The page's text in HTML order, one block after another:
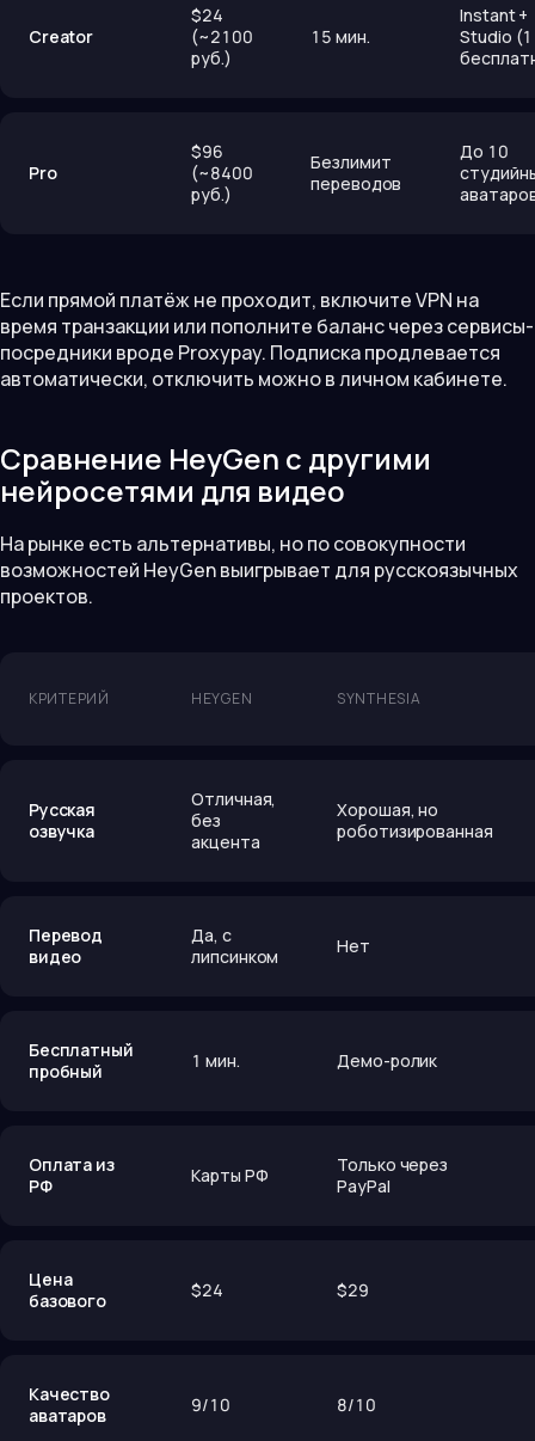
Creator
$24
(~2100
руб.)
15 мин.
Instant +
Studio (1
Pro
$96
(~8400
руб.)
Безлимит
переводов
До 10
Если прямой платёж не проходит, включите VPN на
время транзакции или пополните баланс через сервисы-
посредники вроде Proxypay. Подписка продлевается
автоматически, отключить можно в личном кабинете.
Сравнение HeyGen с другими
нейросетями для видео
На рынке есть альтернативы, но по совокупности
возможностей HeyGen выигрывает для русскоязычных
проектов.
КРИТЕРИЙ HEYGEN SYNTHESIA
Русская
озвучка
Отличная,
без
акцента
Хорошая, но
роботизированная
Перевод
видео
Да, с
липсинком
Нет
Бесплатный
пробный
1 мин. Демо-ролик
Оплата из
РФ
Карты РФ
Только через
PayPal
Цена
базового
$24 $29
Качество
аватаров
9/10 8/10